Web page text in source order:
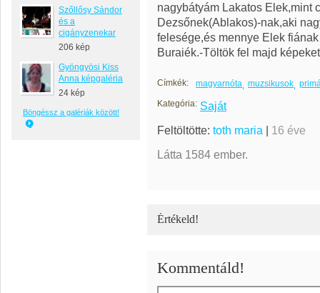
Szőllősy Sándor
és a
cigányzenekar
206 kép
Gyöngyösi Kiss
Anna képgaléria
24 kép
Böngéssz a galériák között!
nagybátyám Lakatos Elek,mint
Dezsőnek(Ablakos)-nak,aki
felesége,és mennye Elek
Buraiék.-Töltök fel majd
Címkék: magyarnóta muzsikusok
Kategória: Saját
Feltöltötte: toth maria | 16 éve
Látta 1584 ember.
Értékeld!
Kommentáld!